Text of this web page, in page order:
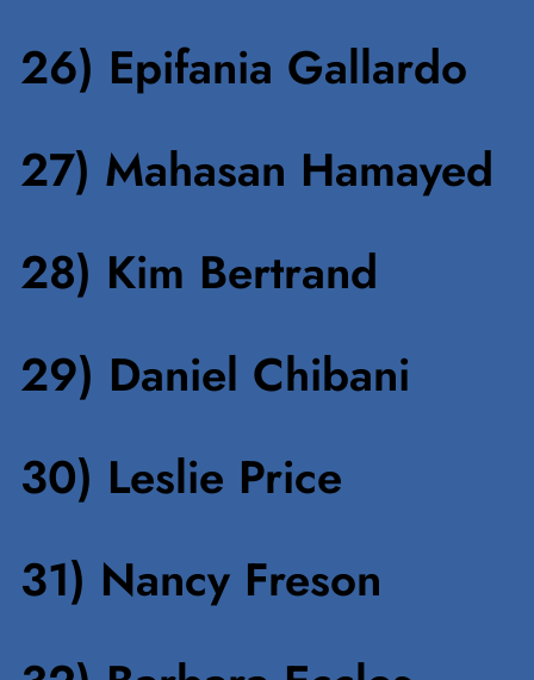
26) Epifania Gallardo
27) Mahasan Hamayed
28) Kim Bertrand
29) Daniel Chibani
30) Leslie Price
31) Nancy Freson